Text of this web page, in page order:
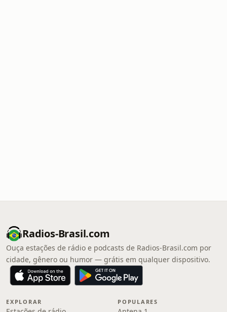
Radios-Brasil.com
Ouça estações de rádio e podcasts de Radios-Brasil.com por
cidade, gênero ou humor — grátis em qualquer dispositivo.
EXPLORAR POPULARES